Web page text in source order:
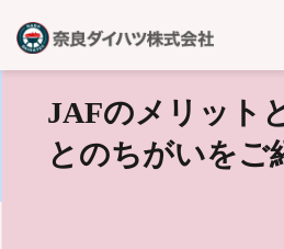
JAFのメリット
とのちがいを